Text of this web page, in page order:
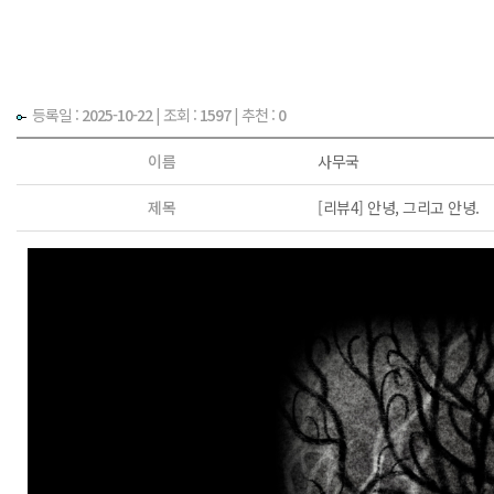
등록일 : 2025-10-22| 조회 : 1597| 추천 : 0
이름 사무국
제목 [리뷰4] 안녕, 그리고 안녕.